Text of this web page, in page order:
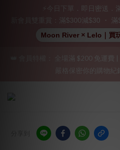
「保密出貨」（無店鋪資訊、一般
立即註冊成
加入會員即享$20購物金  訂
👑 會員特權： 全場滿 $200 免運費
嚴格保密你的購物紀
「保密出貨」（無店鋪資訊、一般
⚡今日下單．即日密送．
新會員雙重賞：滿$300減$30 ・
Moon River × Lelo｜買